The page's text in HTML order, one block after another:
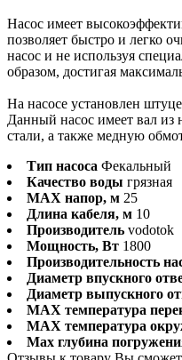
Насос имеет
позволяет быстро и легко
насос и не используя
образом, достигая
На насосе установлен
Данный насос имеет вал
стали, а также медную
Тип насоса Фекальный
Качество воды грязная
MAX напор, м 25
Длина кабеля, м 10
Производитель vodotok
Мощность, Вт 1800
Производительность
Диаметр впускного
Диаметр выпускного
MAX температура
MAX температура
Max глубина